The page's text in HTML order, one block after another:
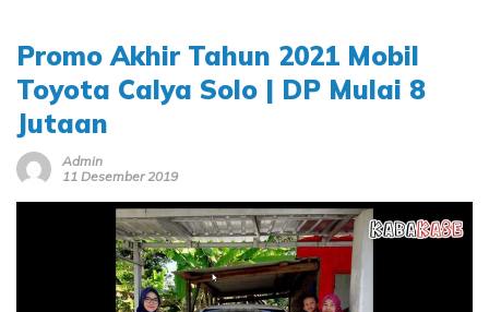
Promo Akhir Tahun 2021 Mobil
Toyota Calya Solo | DP Mulai 8
Jutaan
Admin
11 Desember 2019